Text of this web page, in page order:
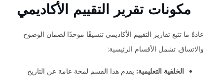
مكونات تقرير التقييم الأكاديمي
عادةً ما تتبع تقارير التقييم الأكاديمي تنسيقًا موحدًا لضمان الوضوح
والاتساق. تشمل الأقسام الرئيسية:
الخلفية التعليمية: يقدم هذا القسم لمحة عامة عن التاريخ